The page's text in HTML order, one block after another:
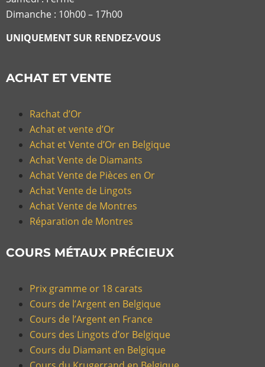
Dimanche : 10h00 – 17h00
UNIQUEMENT SUR RENDEZ-VOUS
ACHAT ET VENTE
Rachat d’Or
Achat et vente d’Or
Achat et Vente d’Or en Belgique
Achat Vente de Diamants
Achat Vente de Pièces en Or
Achat Vente de Lingots
Achat Vente de Montres
Réparation de Montres
COURS MÉTAUX PRÉCIEUX
Prix gramme or 18 carats
Cours de l’Argent en Belgique
Cours de l’Argent en France
Cours des Lingots d’or Belgique
Cours du Diamant en Belgique